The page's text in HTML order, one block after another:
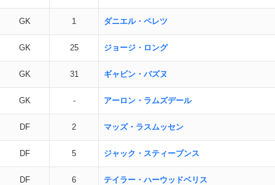
GK 1 ダニエル・ペレツ
GK 25 ジョージ・ロング
GK 31 ギャビン・バズヌ
GK - アーロン・ラムズデール
DF 2 マッズ・ラスムッセン
DF 5 ジャック・スティーブンス
DF 6 テイラー・ハーウッドベリス